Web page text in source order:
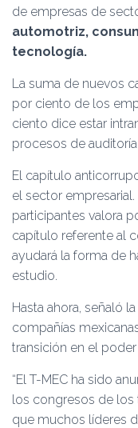
de empresas de
automotriz,
tecnología.
La suma de nuevos
por ciento de los
ciento dice estar
procesos de
El capítulo
el sector
participantes valora
capítulo referente al
ayudará la forma de
estudio.
Hasta ahora, señaló
compañías
transición en el
“El T-MEC ha sido
los congresos de los
que muchos líderes